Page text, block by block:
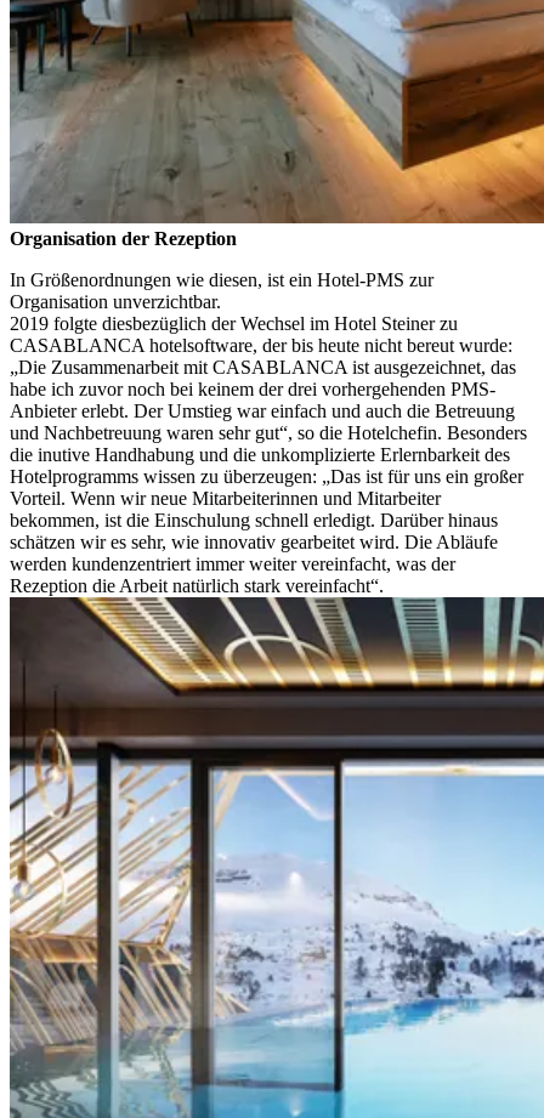
Organisation der Rezeption
In Größenordnungen wie diesen, ist ein Hotel-PMS zur
Organisation unverzichtbar.
2019 folgte diesbezüglich der Wechsel im Hotel Steiner zu
CASABLANCA hotelsoftware, der bis heute nicht bereut wurde:
„Die Zusammenarbeit mit CASABLANCA ist ausgezeichnet, das
habe ich zuvor noch bei keinem der drei vorhergehenden PMS-
Anbieter erlebt. Der Umstieg war einfach und auch die Betreuung
und Nachbetreuung waren sehr gut“, so die Hotelchefin. Besonders
die inutive Handhabung und die unkomplizierte Erlernbarkeit des
Hotelprogramms wissen zu überzeugen: „Das ist für uns ein großer
Vorteil. Wenn wir neue Mitarbeiterinnen und Mitarbeiter
bekommen, ist die Einschulung schnell erledigt. Darüber hinaus
schätzen wir es sehr, wie innovativ gearbeitet wird. Die Abläufe
werden kundenzentriert immer weiter vereinfacht, was der
Rezeption die Arbeit natürlich stark vereinfacht“.